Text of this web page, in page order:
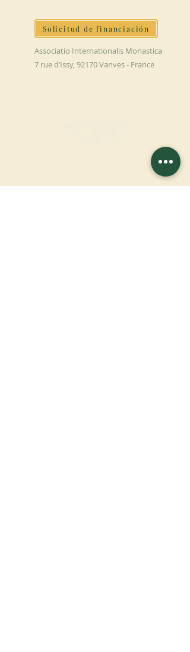
Solicitud de financiación
Associatio Internationalis Monastica
7 rue d’Issy, 92170 Vanves - France
DONACIÓN